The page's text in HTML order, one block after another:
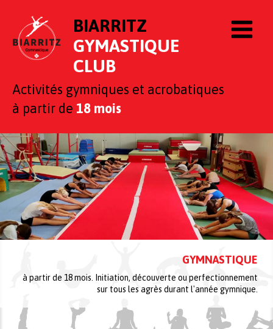
BIARRITZ
GYMASTIQUE
CLUB
Activités gymniques et acrobatiques
à partir de 18 mois
GYMNASTIQUE
à partir de 18 mois. Initiation, découverte ou perfectionnement
sur tous les agrès durant l'année gymnique.